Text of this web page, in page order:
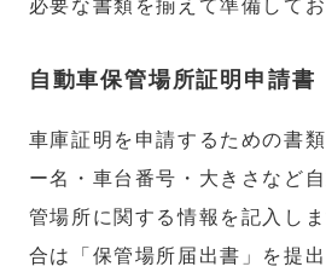
必要な書類を揃えて準備してお
自動車保管場所証明申請書
車庫証明を申請するための書
ー名・車台番号・大きさなど
管場所に関する情報を記入し
合は「保管場所届出書」を提